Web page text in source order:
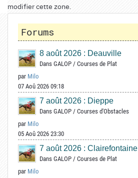
modifier cette zone.
Forums
8 août 2026 : Deauville
Dans GALOP / Courses de Plat
par Milo
07 Aoû 2026 09:18
7 août 2026 : Dieppe
Dans GALOP / Courses d'Obstacles
par Milo
05 Aoû 2026 23:30
7 août 2026 : Clairefontaine
Dans GALOP / Courses de Plat
par Milo